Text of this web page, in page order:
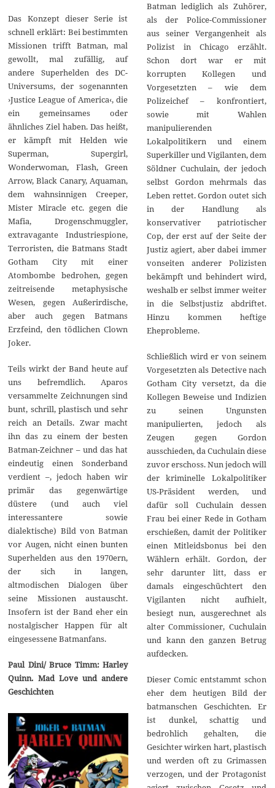
Das Konzept dieser Serie ist
schnell erklärt: Bei bestimmten
Missionen trifft Batman, mal
gewollt, mal zufällig, auf
andere Superhelden des DC-
Universums, der sogenannten
›Justice League of America‹, die
ein gemeinsames oder
ähnliches Ziel haben. Das heißt,
er kämpft mit Helden wie
Superman, Supergirl,
Wonderwoman, Flash, Green
Arrow, Black Canary, Aquaman,
dem wahnsinnigen Creeper,
Mister Miracle etc. gegen die
Mafia, Drogenschmuggler,
extravagante Industriespione,
Terroristen, die Batmans Stadt
Gotham City mit einer
Atombombe bedrohen, gegen
zeitreisende metaphysische
Wesen, gegen Außerirdische,
aber auch gegen Batmans
Erzfeind, den tödlichen Clown
Joker.
Teils wirkt der Band heute auf
uns befremdlich. Aparos
versammelte Zeichnungen sind
bunt, schrill, plastisch und sehr
reich an Details. Zwar macht
ihn das zu einem der besten
Batman-Zeichner – und das hat
eindeutig einen Sonderband
verdient –, jedoch haben wir
primär das gegenwärtige
düstere (und auch viel
interessantere sowie
dialektische) Bild von Batman
vor Augen, nicht einen bunten
Superhelden aus den 1970ern,
der sich in langen,
altmodischen Dialogen über
seine Missionen austauscht.
Insofern ist der Band eher ein
nostalgischer Happen für alt
eingesessene Batmanfans.
Paul Dini/ Bruce Timm: Harley
Quinn. Mad Love und andere
Geschichten
Batman lediglich als Zuhörer,
als der Police-Commissioner
aus seiner Vergangenheit als
Polizist in Chicago erzählt.
Schon dort war er mit
korrupten Kollegen und
Vorgesetzten – wie dem
Polizeichef – konfrontiert,
sowie mit Wahlen
manipulierenden
Lokalpolitikern und einem
Superkiller und Vigilanten, dem
Söldner Cuchulain, der jedoch
selbst Gordon mehrmals das
Leben rettet. Gordon outet sich
in der Handlung als
konservativer patriotischer
Cop, der erst auf der Seite der
Justiz agiert, aber dabei immer
vonseiten anderer Polizisten
bekämpft und behindert wird,
weshalb er selbst immer weiter
in die Selbstjustiz abdriftet.
Hinzu kommen heftige
Eheprobleme.
Schließlich wird er von seinem
Vorgesetzten als Detective nach
Gotham City versetzt, da die
Kollegen Beweise und Indizien
zu seinen Ungunsten
manipulierten, jedoch als
Zeugen gegen Gordon
ausschieden, da Cuchulain diese
zuvor erschoss. Nun jedoch will
der kriminelle Lokalpolitiker
US-Präsident werden, und
dafür soll Cuchulain dessen
Frau bei einer Rede in Gotham
erschießen, damit der Politiker
einen Mitleidsbonus bei den
Wählern erhält. Gordon, der
sehr darunter litt, dass er
damals eingeschüchtert den
Vigilanten nicht aufhielt,
besiegt nun, ausgerechnet als
alter Commissioner, Cuchulain
und kann den ganzen Betrug
aufdecken.
Dieser Comic entstammt schon
eher dem heutigen Bild der
batmanschen Geschichten. Er
ist dunkel, schattig und
bedrohlich gehalten, die
Gesichter wirken hart, plastisch
und werden oft zu Grimassen
verzogen, und der Protagonist